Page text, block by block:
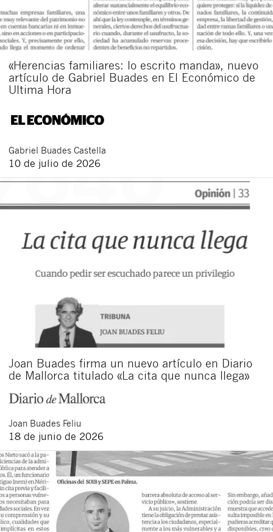
«Herencias familiares: lo escrito manda», nuevo
artículo de Gabriel Buades en El Económico de
Ultima Hora
Gabriel Buades Castella
10 de julio de 2026
Joan Buades firma un nuevo artículo en Diario
de Mallorca titulado «La cita que nunca llega»
Joan Buades Feliu
18 de junio de 2026